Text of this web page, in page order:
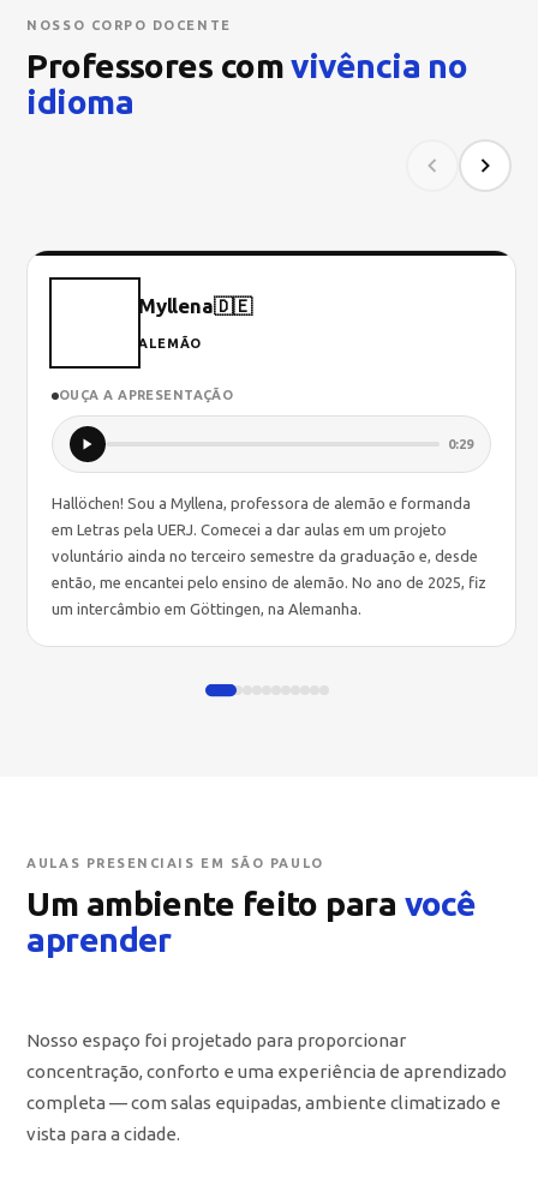
NOSSO CORPO DOCENTE
Professores comvivência no
idioma
Myllena🇩🇪
ALEMÃO
OUÇA A APRESENTAÇÃO
0:29
Hallöchen! Sou a Myllena, professora de alemão e formanda
em Letras pela UERJ. Comecei a dar aulas em um projeto
voluntário ainda no terceiro semestre da graduação e, desde
então, me encantei pelo ensino de alemão. No ano de 2025, fiz
um intercâmbio em Göttingen, na Alemanha.
AULAS PRESENCIAIS EM SÃO PAULO
Um ambiente feito para você
aprender
Nosso espaço foi projetado para proporcionar
concentração, conforto e uma experiência de aprendizado
completa — com salas equipadas, ambiente climatizado e
vista para a cidade.